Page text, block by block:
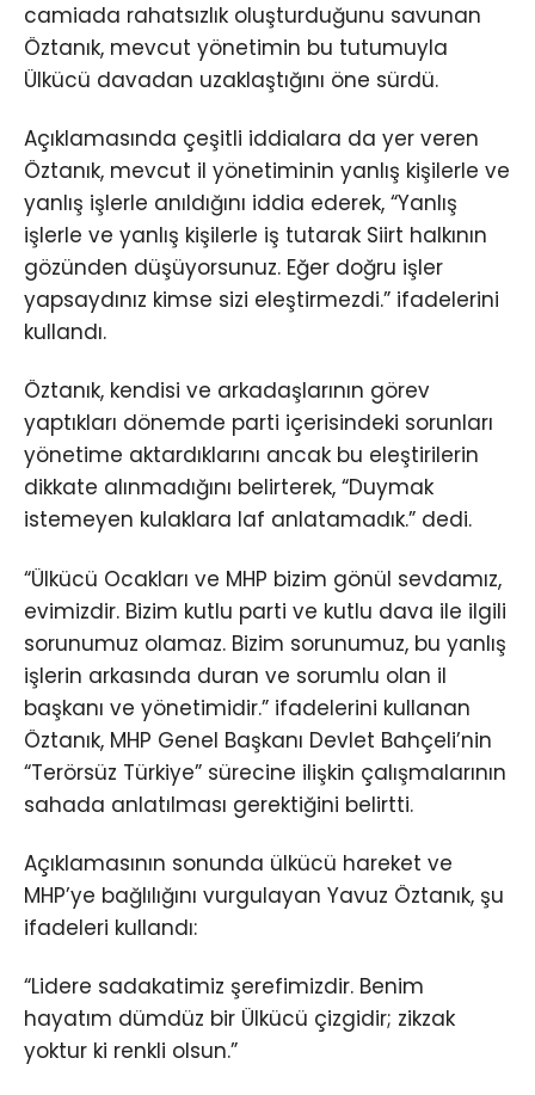
camiada rahatsızlık oluşturduğunu savunan
Öztanık, mevcut yönetimin bu tutumuyla
Ülkücü davadan uzaklaştığını öne sürdü.
Açıklamasında çeşitli iddialara da yer veren
Öztanık, mevcut il yönetiminin yanlış kişilerle ve
yanlış işlerle anıldığını iddia ederek, “Yanlış
işlerle ve yanlış kişilerle iş tutarak Siirt halkının
gözünden düşüyorsunuz. Eğer doğru işler
yapsaydınız kimse sizi eleştirmezdi.” ifadelerini
kullandı.
Öztanık, kendisi ve arkadaşlarının görev
yaptıkları dönemde parti içerisindeki sorunları
yönetime aktardıklarını ancak bu eleştirilerin
dikkate alınmadığını belirterek, “Duymak
istemeyen kulaklara laf anlatamadık.” dedi.
“Ülkücü Ocakları ve MHP bizim gönül sevdamız,
evimizdir. Bizim kutlu parti ve kutlu dava ile ilgili
sorunumuz olamaz. Bizim sorunumuz, bu yanlış
işlerin arkasında duran ve sorumlu olan il
başkanı ve yönetimidir.” ifadelerini kullanan
Öztanık, MHP Genel Başkanı Devlet Bahçeli’nin
“Terörsüz Türkiye” sürecine ilişkin çalışmalarının
sahada anlatılması gerektiğini belirtti.
Açıklamasının sonunda ülkücü hareket ve
MHP’ye bağlılığını vurgulayan Yavuz Öztanık, şu
ifadeleri kullandı:
“Lidere sadakatimiz şerefimizdir. Benim
hayatım dümdüz bir Ülkücü çizgidir; zikzak
yoktur ki renkli olsun.”